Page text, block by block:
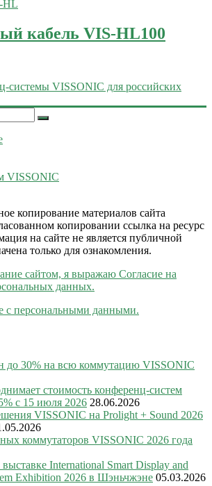
кабель VIS-HL100
VISSONIC
копирование материалов сайта
копировании ссылка на ресурс
на сайте не является публичной
только для ознакомления.
сайтом, я выражаю Согласие на
данных.
с персональными данными.
до 30% на всю коммутацию VISSONIC
стоимость конференц-систем
с 15 июля 2026 28.06.2026
VISSONIC на Prolight + Sound 2026
коммутаторов VISSONIC 2026 года
International Smart Display and
Exhibition 2026 в Шэньчжэне 05.03.2026